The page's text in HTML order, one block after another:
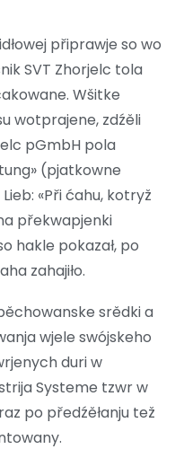
připrawje so wo
SVT Zhorjelc tola
Wšitke
wotprajene, zdźěli
pGmbH pola
(pjatkowne
«Při ćahu, kotryž
překwapjenki
hakle pokazał, po
zahajiło.
srědki a
wjele swójskeho
duri w
Systeme tzwr w
po předźěłanju tež